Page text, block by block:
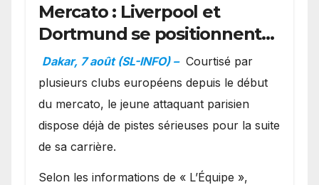
Mercato : Liverpool et
Dortmund se positionnent
en favoris pour recruter
Ibrahim Mbaye
Dakar, 7 août (SL-INFO) – Courtisé par
plusieurs clubs européens depuis le début
du mercato, le jeune attaquant parisien
dispose déjà de pistes sérieuses pour la suite
de sa carrière.
Selon les informations de « L’Équipe »,